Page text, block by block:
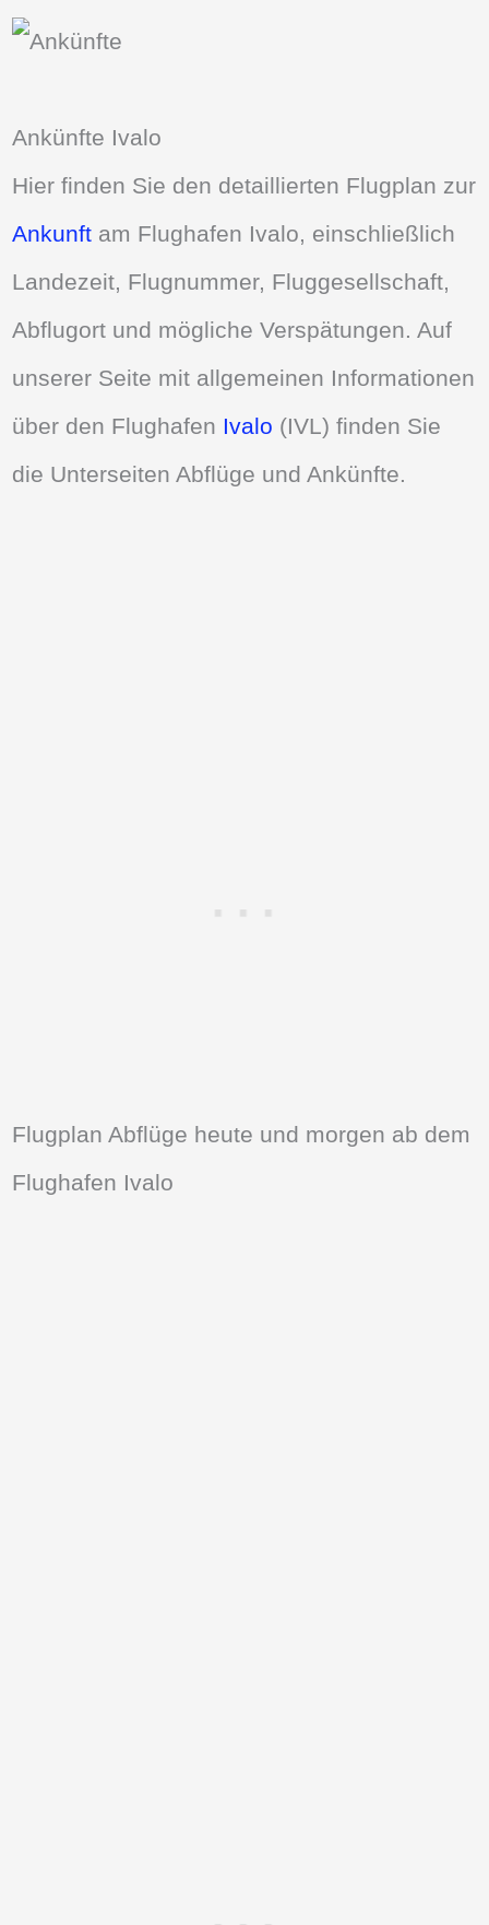
Ankünfte Ivalo
Hier finden Sie den detaillierten Flugplan zur
Ankunft am Flughafen Ivalo, einschließlich
Landezeit, Flugnummer, Fluggesellschaft,
Abflugort und mögliche Verspätungen. Auf
unserer Seite mit allgemeinen Informationen
über den Flughafen Ivalo (IVL) finden Sie
die Unterseiten Abflüge und Ankünfte.
Flugplan Abflüge heute und morgen ab dem
Flughafen Ivalo